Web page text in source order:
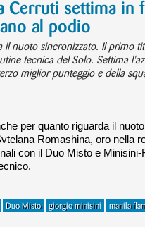
Cerruti settima in
al podio
nuoto sincronizzato. Il primo
tecnica del Solo. Settima
miglior punteggio e della
per quanto riguarda il
Romashina, oro nella
con il Duo Misto e
Duo Misto giorgio minisini manila